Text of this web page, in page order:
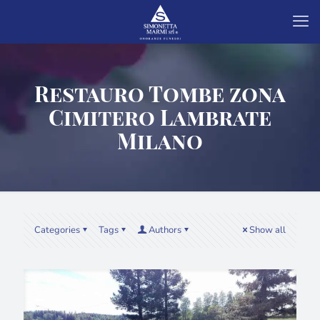
Restauro Tombe zona
Cimitero Lambrate
Milano
Categories Tags Authors Show all